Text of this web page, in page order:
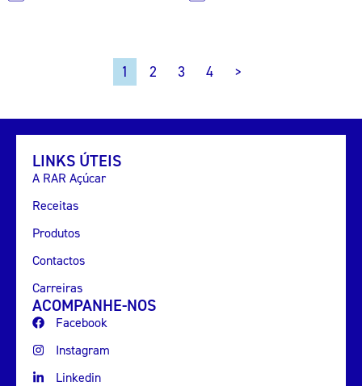
1 2 3 4 >
LINKS ÚTEIS
A RAR Açúcar
Receitas
Produtos
Contactos
Carreiras
ACOMPANHE-NOS
Facebook
Instagram
Linkedin